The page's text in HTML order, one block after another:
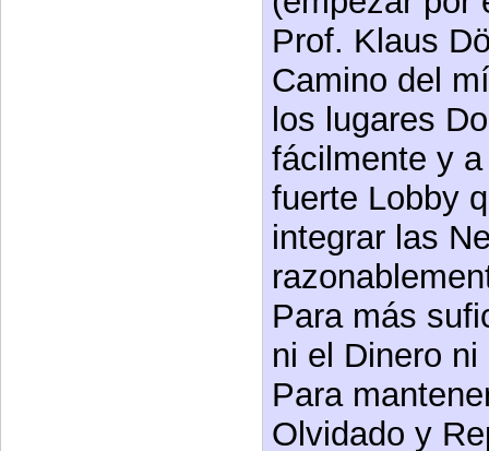
Prof. Klaus
Camino del
los lugares
fácilmente y
fuerte Lobby
integrar las
Para más
ni el Dinero
Para
Olvidado y